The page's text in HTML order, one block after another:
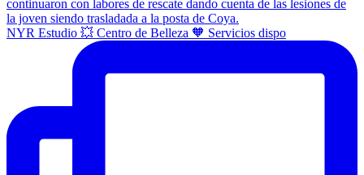
NYR Estudio 💥 Centro de Belleza 🧡 Servicios dispo